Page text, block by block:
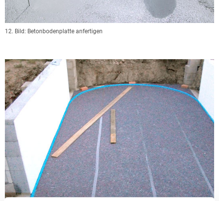
12. Bild: Betonbodenplatte anfertigen